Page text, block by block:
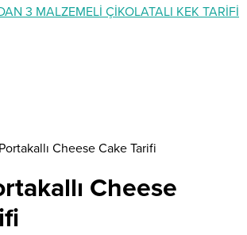
3 MALZEMELİ ÇİKOLATALI KEK TARİFİ
Cheese Cake Tarifi
Cheese